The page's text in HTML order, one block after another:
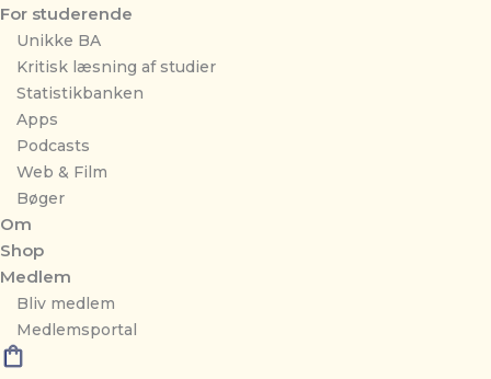
For studerende
Unikke BA
Kritisk læsning af studier
Statistikbanken
Apps
Podcasts
Web & Film
Bøger
Om
Shop
Medlem
Bliv medlem
Medlemsportal